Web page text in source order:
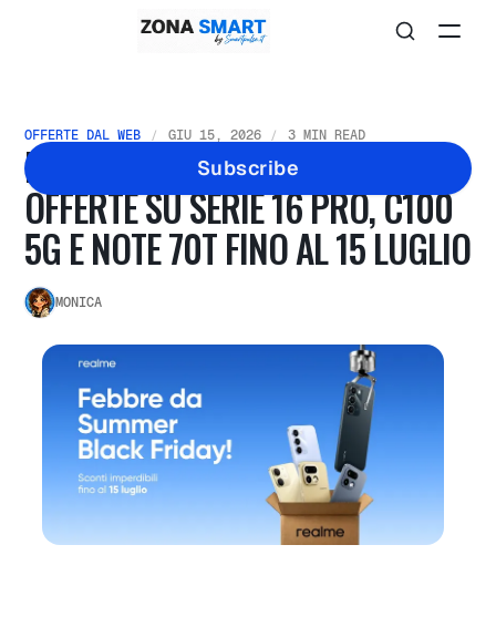
Subscribe
OFFERTE DAL WEB GIU 15, 2026 3 MIN READ
BLACK FRIDAY D’ESTATE REALME:
OFFERTE SU SERIE 16 PRO, C100
5G E NOTE 70T FINO AL 15 LUGLIO
MONICA